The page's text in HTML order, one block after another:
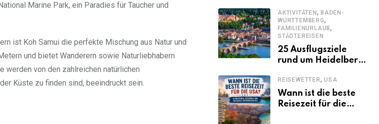
Marine Park, ein Paradies für Taucher und
ist Koh Samui die perfekte Mischung aus Natur und
und bietet Wanderern sowie Naturliebhabern
von den zahlreichen natürlichen
Küste zu finden sind, beeindruckt sein.
Kenia-Urlaub
AKTIVITÄTEN , BADEN-
WÜRTTEMBERG,
FAMILIENURLAUB,
STÄDTEREISEN
25 Ausflugsziele
rund um Heidelberg,
sollte
REISEWETTER, USA
Wann ist die beste
Reisezeit für die